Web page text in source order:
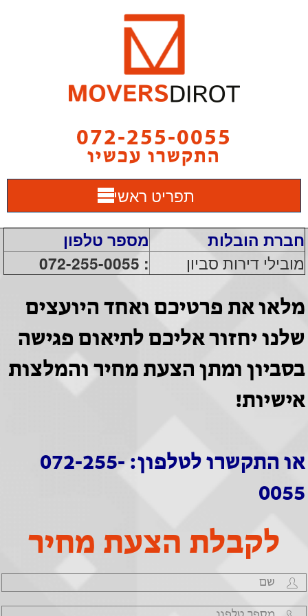
072-255-0055
התקשרו עכשיו
תפריט ראשי
חברת הובלות מספר טלפון
מובילי דירות סביון : 072-255-0055
מלאו את פרטיכם ואחד היועצים
שלנו יחזור אליכם לתיאום פגישה
בסביון ומתן הצעת מחיר והמלצות
אישיות!
או התקשרו לטלפון: 072-255-
0055
לקבלת הצעת מחיר